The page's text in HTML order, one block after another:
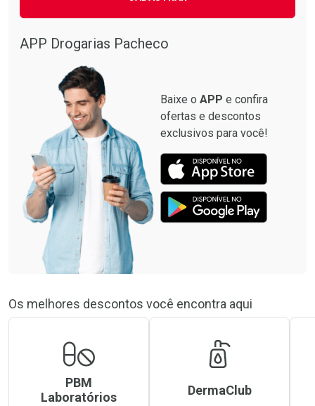
APP Drogarias Pacheco
Baixe o APP e confira
ofertas e descontos
exclusivos para você!
Os melhores descontos você encontra aqui
PBM
Laboratórios
DermaClub